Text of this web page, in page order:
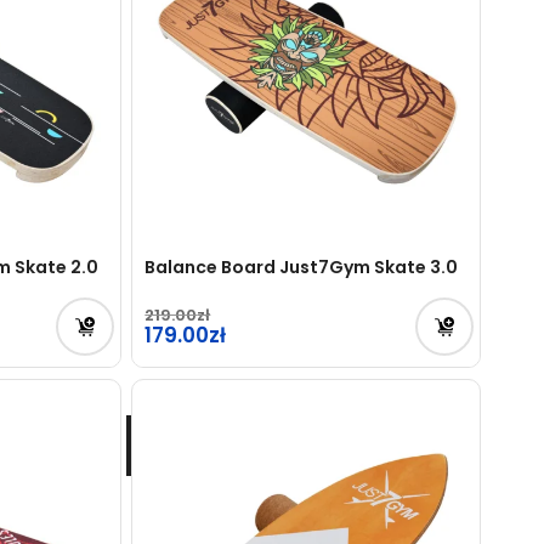
Skate 2.0 Balance Board Just7Gym Skate 3.0
219.00
Pierwotna
cena
179.00
Aktualna